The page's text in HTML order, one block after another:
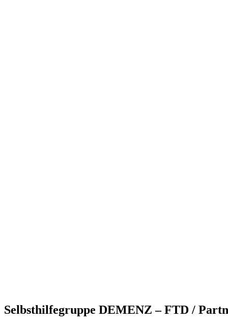
Selbsthilfegruppe DEMENZ – FTD /